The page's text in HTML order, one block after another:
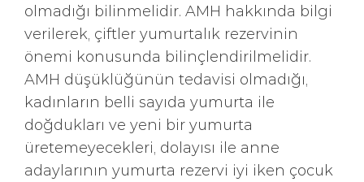
olmadığı bilinmelidir. AMH hakkında bilgi
verilerek, çiftler yumurtalık rezervinin
önemi konusunda bilinçlendirilmelidir.
AMH düşüklüğünün tedavisi olmadığı,
kadınların belli sayıda yumurta ile
doğdukları ve yeni bir yumurta
üretemeyecekleri, dolayısı ile anne
adaylarının yumurta rezervi iyi iken çocuk